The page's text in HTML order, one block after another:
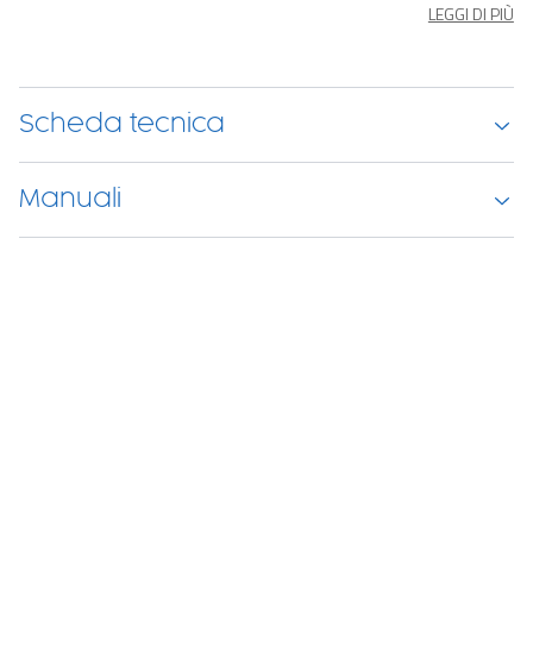
glam ai tuoi spazi interni. Leggera e pratica, si gonfia e si sgonfia in
scorte, non cumulabile con altre promozioni attive.
LEGGI DI PIÙ
Scheda tecnica
Manuali